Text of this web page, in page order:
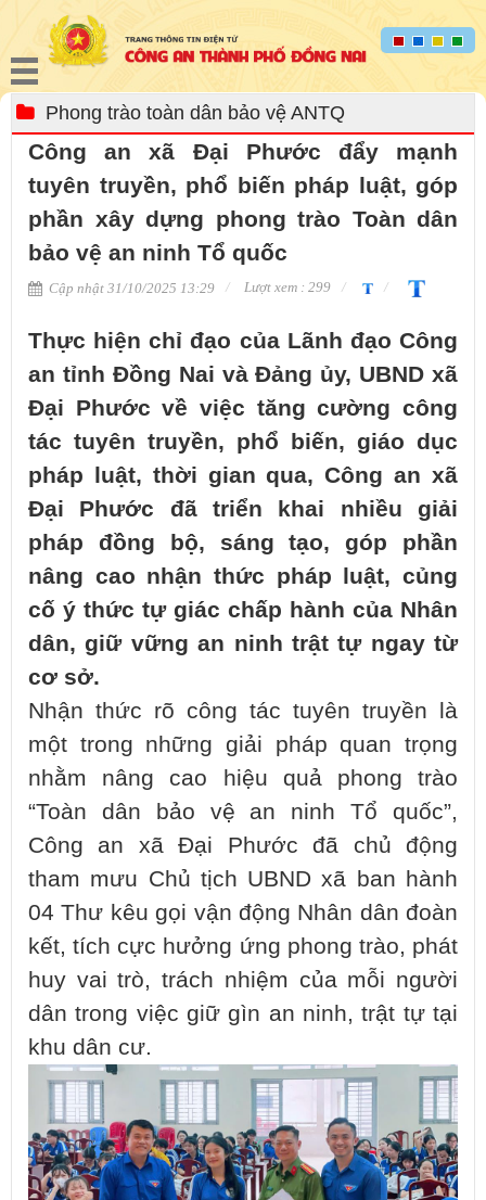
Phong trào toàn dân bảo vệ ANTQ
Công an xã Đại Phước đẩy mạnh
tuyên truyền, phổ biến pháp luật, góp
phần xây dựng phong trào Toàn dân
bảo vệ an ninh Tổ quốc
Cập nhật 31/10/2025 13:29 Lượt xem : 299
Thực hiện chỉ đạo của Lãnh đạo Công
an tỉnh Đồng Nai và Đảng ủy, UBND xã
Đại Phước về việc tăng cường công
tác tuyên truyền, phổ biến, giáo dục
pháp luật, thời gian qua, Công an xã
Đại Phước đã triển khai nhiều giải
pháp đồng bộ, sáng tạo, góp phần
nâng cao nhận thức pháp luật, củng
cố ý thức tự giác chấp hành của Nhân
dân, giữ vững an ninh trật tự ngay từ
cơ sở.
Nhận thức rõ công tác tuyên truyền là
một trong những giải pháp quan trọng
nhằm nâng cao hiệu quả phong trào
“Toàn dân bảo vệ an ninh Tổ quốc”,
Công an xã Đại Phước đã chủ động
tham mưu Chủ tịch UBND xã ban hành
04 Thư kêu gọi vận động Nhân dân đoàn
kết, tích cực hưởng ứng phong trào, phát
huy vai trò, trách nhiệm của mỗi người
dân trong việc giữ gìn an ninh, trật tự tại
khu dân cư.